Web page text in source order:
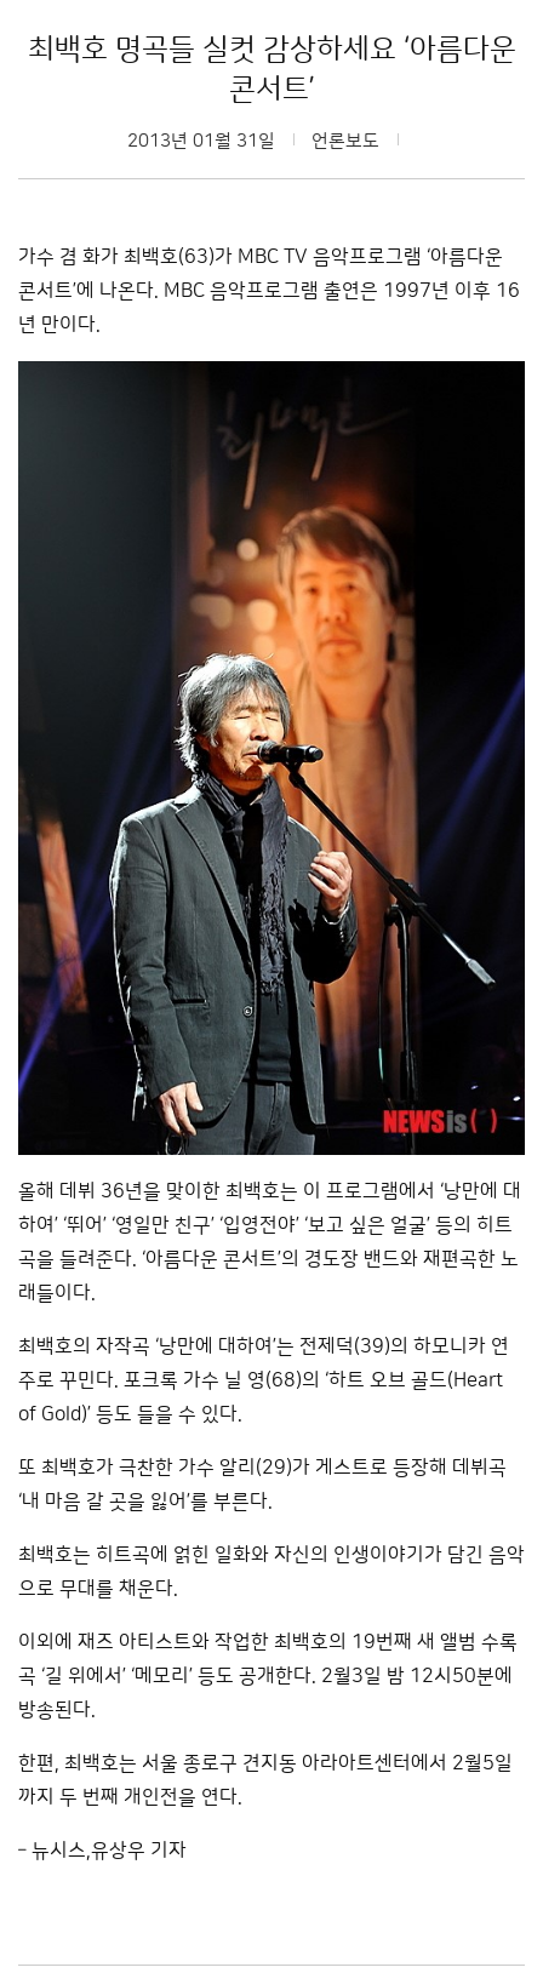
최백호 명곡들 실컷 감상하세요 ‘아름다운
콘서트’
2013년 01월 31일 언론보도
가수 겸 화가 최백호(63)가 MBC TV 음악프로그램 ‘아름다운
콘서트’에 나온다. MBC 음악프로그램 출연은 1997년 이후 16
년 만이다.
올해 데뷔 36년을 맞이한 최백호는 이 프로그램에서 ‘낭만에 대
하여’ ‘뛰어’ ‘영일만 친구’ ‘입영전야’ ‘보고 싶은 얼굴’ 등의 히트
곡을 들려준다. ‘아름다운 콘서트’의 경도장 밴드와 재편곡한 노
래들이다.
최백호의 자작곡 ‘낭만에 대하여’는 전제덕(39)의 하모니카 연
주로 꾸민다. 포크록 가수 닐 영(68)의 ‘하트 오브 골드(Heart
of Gold)’ 등도 들을 수 있다.
또 최백호가 극찬한 가수 알리(29)가 게스트로 등장해 데뷔곡
‘내 마음 갈 곳을 잃어’를 부른다.
최백호는 히트곡에 얽힌 일화와 자신의 인생이야기가 담긴 음악
으로 무대를 채운다.
이외에 재즈 아티스트와 작업한 최백호의 19번째 새 앨범 수록
곡 ‘길 위에서’ ‘메모리’ 등도 공개한다. 2월3일 밤 12시50분에
방송된다.
한편, 최백호는 서울 종로구 견지동 아라아트센터에서 2월5일
까지 두 번째 개인전을 연다.
– 뉴시스,유상우 기자